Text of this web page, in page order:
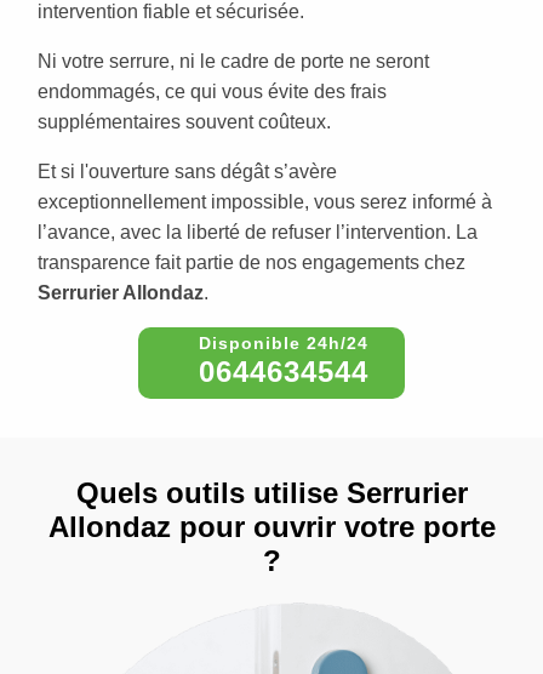
intervention fiable et sécurisée.
Ni votre serrure, ni le cadre de porte ne seront
endommagés, ce qui vous évite des frais
supplémentaires souvent coûteux.
Et si l'ouverture sans dégât s’avère
exceptionnellement impossible, vous serez informé à
l’avance, avec la liberté de refuser l’intervention. La
transparence fait partie de nos engagements chez
Serrurier Allondaz.
0644634544
Quels outils utilise Serrurier
Allondaz pour ouvrir votre porte
?